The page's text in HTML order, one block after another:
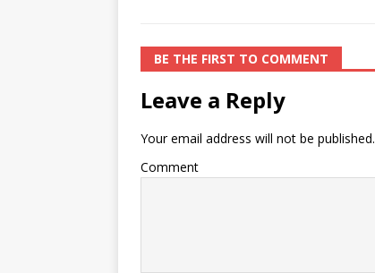
BE THE FIRST TO COMMENT
Leave a Reply
Your email address will not be published.
Comment